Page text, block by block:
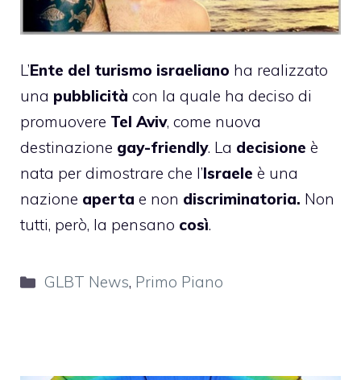
L’Ente del turismo israeliano ha realizzato
una pubblicità con la quale ha deciso di
promuovere Tel Aviv, come nuova
destinazione gay-friendly. La decisione è
nata per dimostrare che l’Israele è una
nazione aperta e non discriminatoria. Non
tutti, però, la pensano così.
Categorie
GLBT News, Primo Piano